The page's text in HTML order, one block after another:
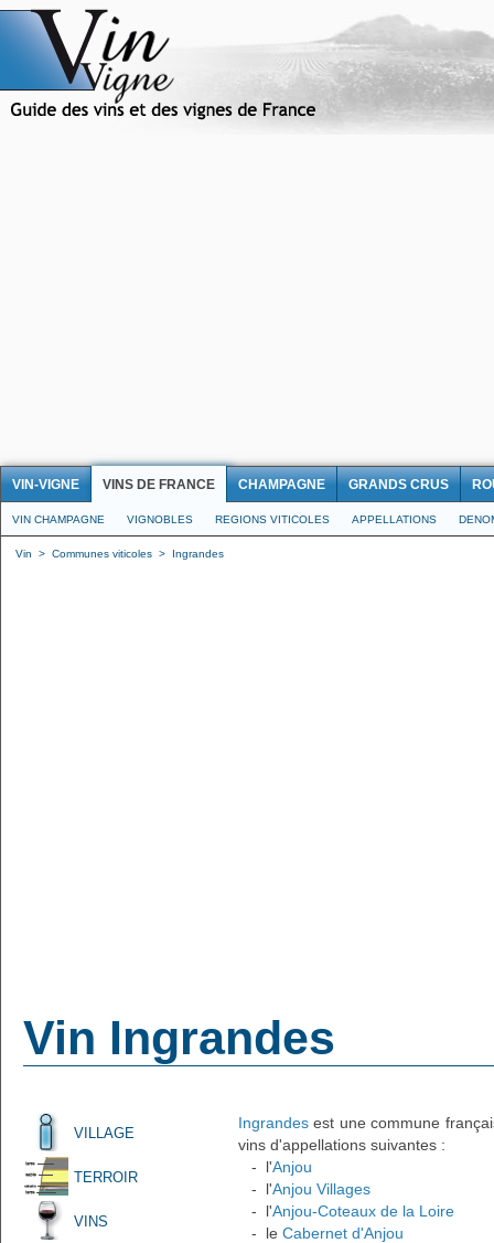
VIN-VIGNE VINS DE FRANCE CHAMPAGNE GRANDS CRUS
VIN CHAMPAGNE VIGNOBLES REGIONS VITICOLES APPELLATIONS
Vin > Communes viticoles > Ingrandes
Vin Ingrandes
VILLAGE
TERROIR
VINS
Ingrandes est une commune
vins d'appellations suivantes :
- l'Anjou
- l'Anjou Villages
- l'Anjou-Coteaux de la Loire
- le Cabernet d'Anjou